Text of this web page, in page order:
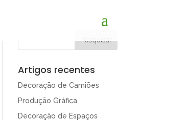
Artigos recentes
Decoração de Camiões
Produção Gráfica
Decoração de Espaços